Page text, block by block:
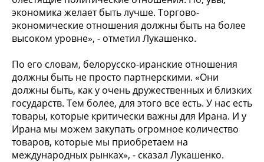
экономика желает быть лучше. Торгово-
экономические отношения должны быть на более
высоком уровне», - отметил Лукашенко.
По его словам, белорусско-иранские отношения
должны быть не просто партнерскими. «Они
должны быть, как у очень дружественных и близких
государств. Тем более, для этого все есть. У нас есть
товары, которые критически важны для Ирана. И у
Ирана мы можем закупать огромное количество
товаров, которые мы приобретаем на
международных рынках», - сказал Лукашенко.